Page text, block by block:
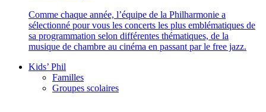
Comme chaque année, l’équipe de la Philharmonie a
sélectionné pour vous les concerts les plus emblématiques de
sa programmation selon différentes thématiques, de la
musique de chambre au cinéma en passant par le free jazz.
Kids’ Phil
Familles
Groupes scolaires